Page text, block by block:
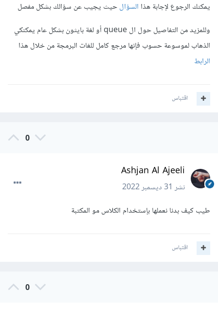
يمكنك الرجوع لإجابة هذا السؤالحيث يجيب عن سؤالك بشكل مفصل
وللمزيد من التفاصيل حول ال queue أو لغة بايثون بشكل عام يمكنكي
الذهاب لموسوعة حسوب فإنها مرجع كامل للغات البرمجة من خلال هذا
الرابط
اقتباس
0
Ashjan Al Ajeeli
نشر31 ديسمبر 2022
طيب كيف بدنا نعملها بإستخدام الكلاس مو المكتبة
اقتباس
0